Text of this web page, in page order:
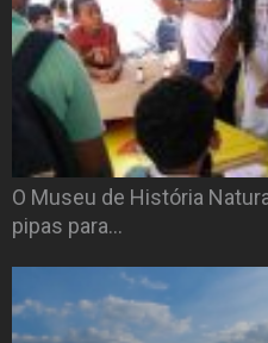
O Museu de História
pipas para…